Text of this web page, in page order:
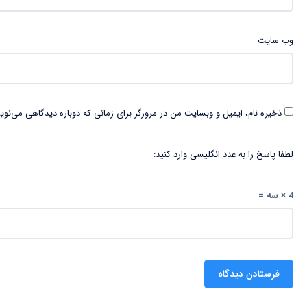
وب‌ سایت
ذخیره نام، ایمیل و وبسایت من در مرورگر برای زمانی که دوباره دیدگاهی
لطفا پاسخ را به عدد انگلیسی وارد کنید:
4 × سه =